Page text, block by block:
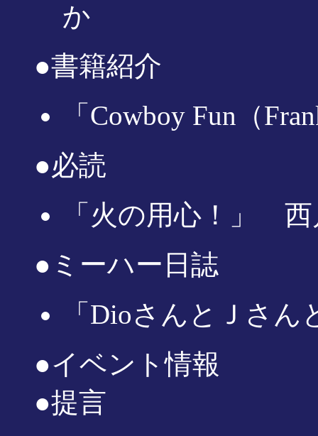
か
●書籍紹介
「Cowboy Fun（
●必読
「火の用心！」
●ミーハー日誌
「DioさんとＪさ
●イベント情報
●提言